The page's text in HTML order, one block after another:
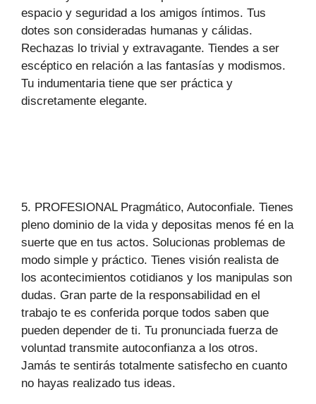
espacio y seguridad a los amigos íntimos. Tus
dotes son consideradas humanas y cálidas.
Rechazas lo trivial y extravagante. Tiendes a ser
escéptico en relación a las fantasías y modismos.
Tu indumentaria tiene que ser práctica y
discretamente elegante.
5. PROFESIONAL Pragmático, Autoconfiale. Tienes
pleno dominio de la vida y depositas menos fé en la
suerte que en tus actos. Solucionas problemas de
modo simple y práctico. Tienes visión realista de
los acontecimientos cotidianos y los manipulas son
dudas. Gran parte de la responsabilidad en el
trabajo te es conferida porque todos saben que
pueden depender de ti. Tu pronunciada fuerza de
voluntad transmite autoconfianza a los otros.
Jamás te sentirás totalmente satisfecho en cuanto
no hayas realizado tus ideas.